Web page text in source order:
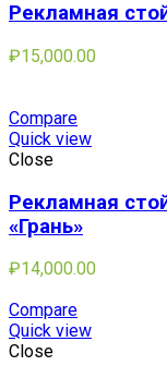
Рекламная
₽15,000.00
Compare
Quick view
Close
Рекламная
«Грань»
₽14,000.00
Compare
Quick view
Close